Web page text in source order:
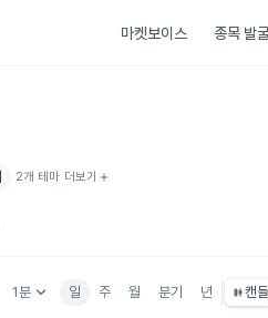
마켓보이스 종목 발
2개 테마 더보기 add
1분keyboard_arrow_down 일 주 월 분기 년 캔들